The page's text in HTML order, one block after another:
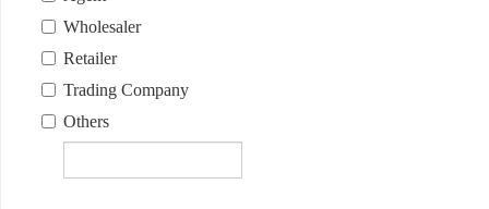
Wholesaler
Retailer
Trading Company
Others